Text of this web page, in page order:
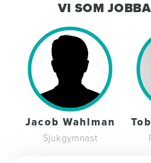
VI SOM
Jacob Wahlman
Sjukgymnast